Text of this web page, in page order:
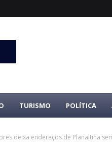
TURISMO POLÍTICA
deixa endereços de Planaltina